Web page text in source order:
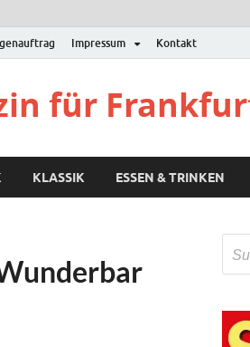
Impressum Kontakt
für
KLASSIK ESSEN & TRINKEN